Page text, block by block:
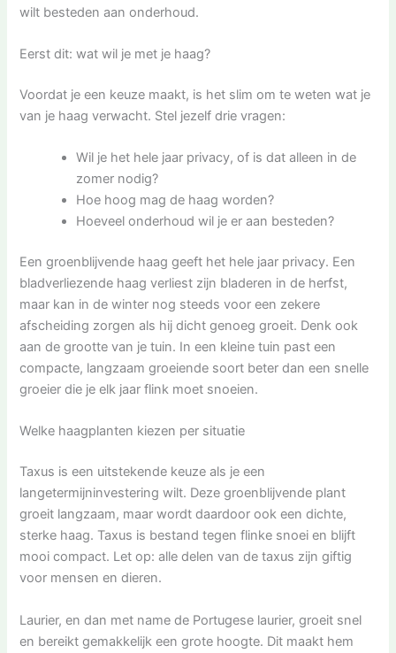
wilt besteden aan onderhoud.
Eerst dit: wat wil je met je haag?
Voordat je een keuze maakt, is het slim om te weten wat je
van je haag verwacht. Stel jezelf drie vragen:
Wil je het hele jaar privacy, of is dat alleen in de
zomer nodig?
Hoe hoog mag de haag worden?
Hoeveel onderhoud wil je er aan besteden?
Een groenblijvende haag geeft het hele jaar privacy. Een
bladverliezende haag verliest zijn bladeren in de herfst,
maar kan in de winter nog steeds voor een zekere
afscheiding zorgen als hij dicht genoeg groeit. Denk ook
aan de grootte van je tuin. In een kleine tuin past een
compacte, langzaam groeiende soort beter dan een snelle
groeier die je elk jaar flink moet snoeien.
Welke haagplanten kiezen per situatie
Taxus is een uitstekende keuze als je een
langetermijninvestering wilt. Deze groenblijvende plant
groeit langzaam, maar wordt daardoor ook een dichte,
sterke haag. Taxus is bestand tegen flinke snoei en blijft
mooi compact. Let op: alle delen van de taxus zijn giftig
voor mensen en dieren.
Laurier, en dan met name de Portugese laurier, groeit snel
en bereikt gemakkelijk een grote hoogte. Dit maakt hem